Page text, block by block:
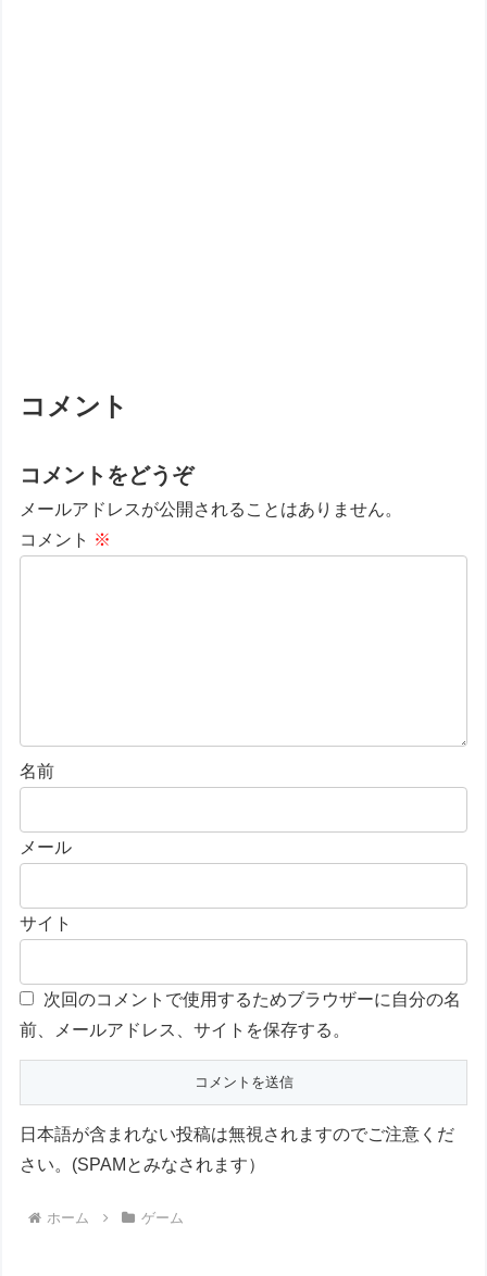
コメント
コメントをどうぞ
メールアドレスが公開されることはありません。
コメント ※
名前
メール
サイト
次回のコメントで使用するためブラウザーに自分の名
前、メールアドレス、サイトを保存する。
日本語が含まれない投稿は無視されますのでご注意くだ
さい。(SPAMとみなされます）
ホーム ゲーム